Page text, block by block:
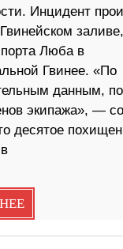
Инцидент
Люба в
Гвинее. «По
данным,
экипажа», —
десятое